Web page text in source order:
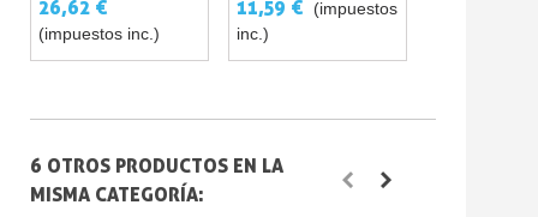
HIKARI PARA
RADIOMODELISMO
26,62 €
(impuestos inc.)
MODELISMO RC EN
LEXAN HIKARI R/C
11,59 €
(impuestos
inc.)
6 OTROS PRODUCTOS EN LA
MISMA CATEGORÍA: